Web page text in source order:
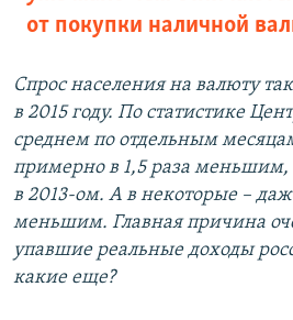
от покупки наличной
Спрос населения на валюту
в 2015 году. По статистике
среднем по отдельным
примерно в 1,5 раза меньшим,
в 2013-ом. А в некоторые –
меньшим. Главная причина
упавшие реальные доходы
какие еще?